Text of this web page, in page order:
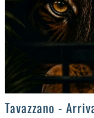
>
Tavazzano -